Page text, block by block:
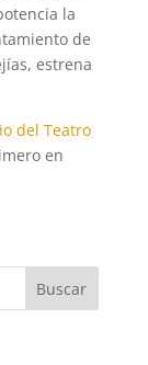
la
de
estrena
del Teatro
en